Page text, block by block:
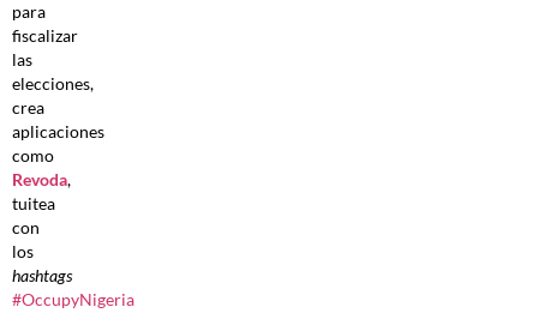
para
fiscalizar
las
elecciones,
crea
aplicaciones
como
Revoda,
tuitea
con
los
hashtags
#OccupyNigeria